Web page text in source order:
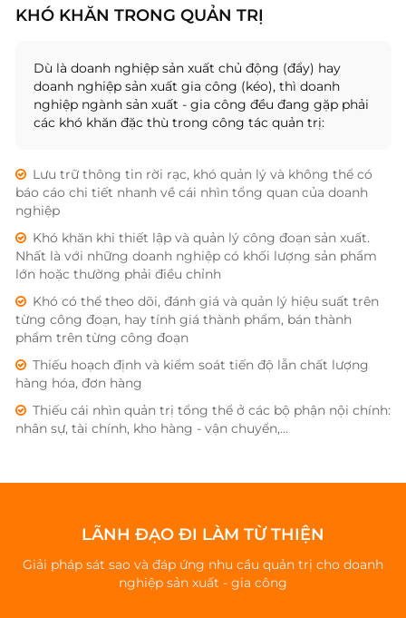
KHÓ KHĂN TRONG QUẢN TRỊ
Dù là doanh nghiệp sản xuất chủ động (đẩy) hay
doanh nghiệp sản xuất gia công (kéo), thì doanh
nghiệp ngành sản xuất - gia công đều đang gặp phải
các khó khăn đặc thù trong công tác quản trị:
Lưu trữ thông tin rời rạc, khó quản lý và không thể có
báo cáo chi tiết nhanh về cái nhìn tổng quan của doanh
nghiệp
Khó khăn khi thiết lập và quản lý công đoạn sản xuất.
Nhất là với những doanh nghiệp có khối lượng sản phẩm
lớn hoặc thường phải điều chỉnh
Khó có thể theo dõi, đánh giá và quản lý hiệu suất trên
từng công đoạn, hay tính giá thành phẩm, bán thành
phẩm trên từng công đoạn
Thiếu hoạch định và kiểm soát tiến độ lẫn chất lượng
hàng hóa, đơn hàng
Thiếu cái nhìn quản trị tổng thể ở các bộ phận nội chính:
nhân sự, tài chính, kho hàng - vận chuyển,...
LÃNH ĐẠO ĐI LÀM TỪ THIỆN
Giải pháp sát sao và đáp ứng nhu cầu quản trị cho doanh
nghiệp sản xuất - gia công